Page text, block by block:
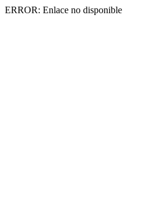
ERROR: Enlace no disponible